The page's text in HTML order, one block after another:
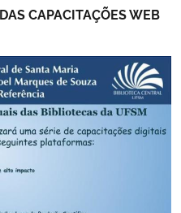
CAPACITAÇÕES WEB